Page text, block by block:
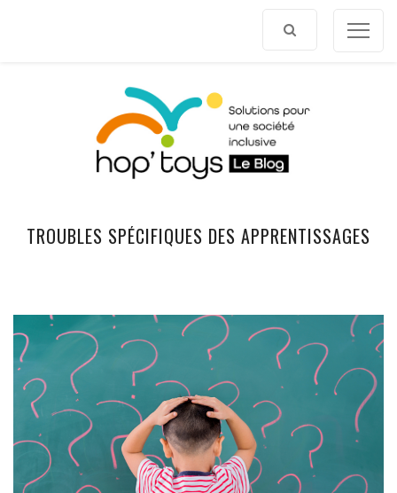
TROUBLES SPÉCIFIQUES DES APPRENTISSAGES